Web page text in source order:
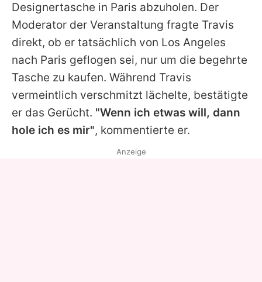
Impressum
Datenschutzerklärung
Nutzungsbedingungen
Utiq verwalten
Designertasche in Paris abzuholen. Der
Moderator der Veranstaltung fragte Travis
direkt, ob er tatsächlich von Los Angeles
nach Paris geflogen sei, nur um die begehrte
Tasche zu kaufen. Während Travis
vermeintlich verschmitzt lächelte, bestätigte
er das Gerücht. "Wenn ich etwas will, dann
hole ich es mir", kommentierte er.
Anzeige